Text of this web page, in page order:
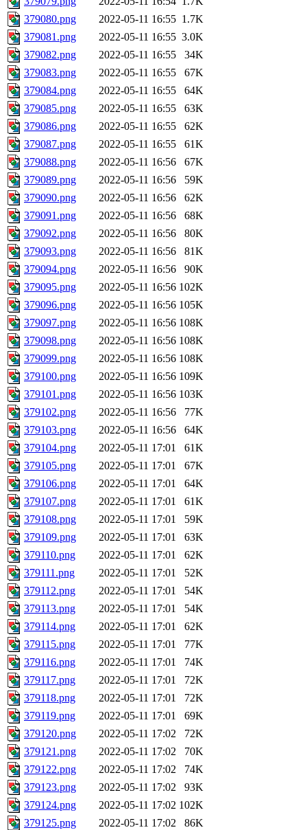
379080.png
2022-05-11 16:55 1.7K
379081.png
2022-05-11 16:55 3.0K
379082.png
2022-05-11 16:55
34K
379083.png
2022-05-11 16:55
67K
379084.png
2022-05-11 16:55
64K
379085.png
2022-05-11 16:55
63K
379086.png
2022-05-11 16:55
62K
379087.png
2022-05-11 16:55
61K
379088.png
2022-05-11 16:56
67K
379089.png
2022-05-11 16:56
59K
379090.png
2022-05-11 16:56
62K
379091.png
2022-05-11 16:56
68K
379092.png
2022-05-11 16:56
80K
379093.png
2022-05-11 16:56
81K
379094.png
2022-05-11 16:56
90K
379095.png
2022-05-11 16:56 102K
379096.png
2022-05-11 16:56 105K
379097.png
2022-05-11 16:56 108K
379098.png
2022-05-11 16:56 108K
379099.png
2022-05-11 16:56 108K
379100.png
2022-05-11 16:56 109K
379101.png
2022-05-11 16:56 103K
379102.png
2022-05-11 16:56
77K
379103.png
2022-05-11 16:56
64K
379104.png
2022-05-11 17:01
61K
379105.png
2022-05-11 17:01
67K
379106.png
2022-05-11 17:01
64K
379107.png
2022-05-11 17:01
61K
379108.png
2022-05-11 17:01
59K
379109.png
2022-05-11 17:01
63K
379110.png
2022-05-11 17:01
62K
379111.png
2022-05-11 17:01
52K
379112.png
2022-05-11 17:01
54K
379113.png
2022-05-11 17:01
54K
379114.png
2022-05-11 17:01
62K
379115.png
2022-05-11 17:01
77K
379116.png
2022-05-11 17:01
74K
379117.png
2022-05-11 17:01
72K
379118.png
2022-05-11 17:01
72K
379119.png
2022-05-11 17:01
69K
379120.png
2022-05-11 17:02
72K
379121.png
2022-05-11 17:02
70K
379122.png
2022-05-11 17:02
74K
379123.png
2022-05-11 17:02
93K
379124.png
2022-05-11 17:02 102K
379125.png
2022-05-11 17:02
86K